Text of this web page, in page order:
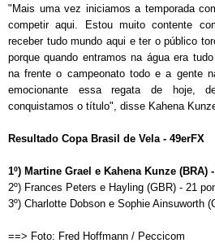
"Mais uma vez iniciamos a temporada
competir aqui. Estou muito contente
receber tudo mundo aqui e ter o público
porque quando entramos na água era
na frente o campeonato todo e a gente
emocionante essa regata de hoje,
conquistamos o título", disse Kahena
Resultado Copa Brasil de Vela - 49erFX
1º) Martine Grael e Kahena Kunze (BRA)
2º) Frances Peters e Hayling (GBR) - 21
3º) Charlotte Dobson e Sophie Ainsuworth
==> Foto: Fred Hoffmann / Peccicom